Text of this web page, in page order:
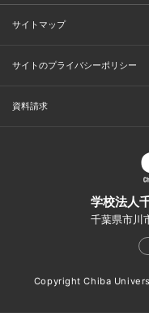
サイトマップ
サイトのプライバシーポリシー
資料請求
学校法人
千葉県市川
Copyright Chiba